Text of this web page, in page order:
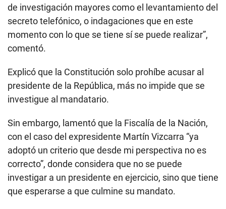
de investigación mayores como el levantamiento del
secreto telefónico, o indagaciones que en este
momento con lo que se tiene sí se puede realizar”,
comentó.
Explicó que la Constitución solo prohíbe acusar al
presidente de la República, más no impide que se
investigue al mandatario.
Sin embargo, lamentó que la Fiscalía de la Nación,
con el caso del expresidente Martín Vizcarra “ya
adoptó un criterio que desde mi perspectiva no es
correcto”, donde considera que no se puede
investigar a un presidente en ejercicio, sino que tiene
que esperarse a que culmine su mandato.